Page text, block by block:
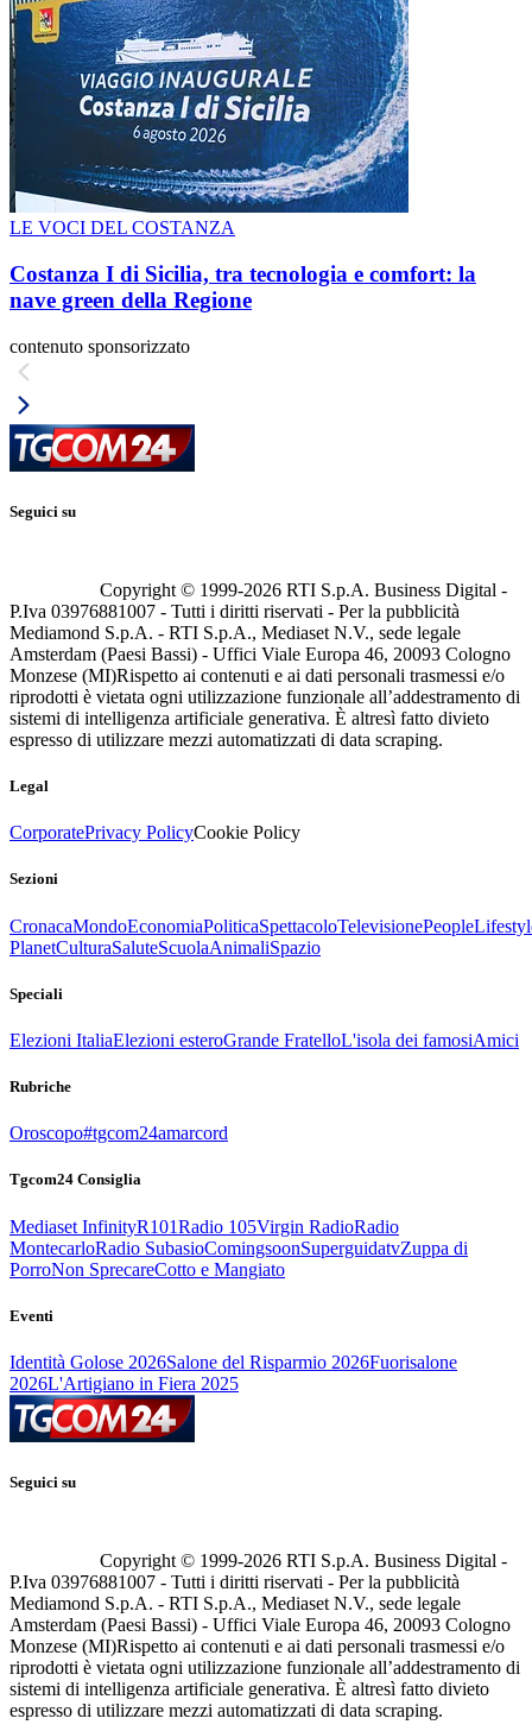
LE VOCI DEL COSTANZA
Costanza I di Sicilia, tra tecnologia e comfort: la
nave green della Regione
contenuto sponsorizzato
Seguici su
Copyright © 1999-2026 RTI S.p.A. Business Digital -
P.Iva 03976881007 - Tutti i diritti riservati - Per la pubblicità
Mediamond S.p.A. - RTI S.p.A., Mediaset N.V., sede legale
Amsterdam (Paesi Bassi) - Uffici Viale Europa 46, 20093 Cologno
Monzese (MI)Rispetto ai contenuti e ai dati personali trasmessi e/o
riprodotti è vietata ogni utilizzazione funzionale all’addestramento di
sistemi di intelligenza artificiale generativa. È altresì fatto divieto
espresso di utilizzare mezzi automatizzati di data scraping.
Legal
CorporatePrivacy PolicyCookie Policy
Sezioni
CronacaMondoEconomiaPoliticaSpettacoloTelevisionePeople
PlanetCulturaSaluteScuolaAnimaliSpazio
Speciali
Elezioni ItaliaElezioni esteroGrande FratelloL'isola dei famosiAmici
Rubriche
Oroscopo#tgcom24amarcord
Tgcom24 Consiglia
Mediaset InfinityR101Radio 105Virgin RadioRadio
MontecarloRadio SubasioComingsoonSuperguidatvZuppa di
PorroNon SprecareCotto e Mangiato
Eventi
Identità Golose 2026Salone del Risparmio 2026Fuorisalone
2026L'Artigiano in Fiera 2025
Seguici su
Copyright © 1999-2026 RTI S.p.A. Business Digital -
P.Iva 03976881007 - Tutti i diritti riservati - Per la pubblicità
Mediamond S.p.A. - RTI S.p.A., Mediaset N.V., sede legale
Amsterdam (Paesi Bassi) - Uffici Viale Europa 46, 20093 Cologno
Monzese (MI)Rispetto ai contenuti e ai dati personali trasmessi e/o
riprodotti è vietata ogni utilizzazione funzionale all’addestramento di
sistemi di intelligenza artificiale generativa. È altresì fatto divieto
espresso di utilizzare mezzi automatizzati di data scraping.